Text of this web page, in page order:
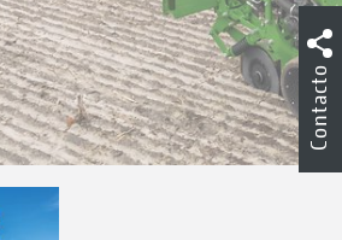
Contacto